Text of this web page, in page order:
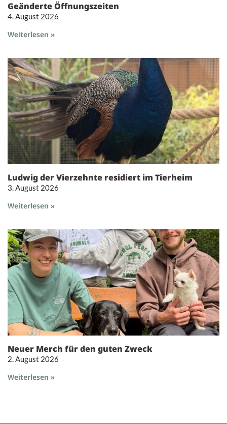
Geänderte Öffnungszeiten
4. August 2026
Weiterlesen »
Ludwig der Vierzehnte residiert im Tierheim
3. August 2026
Weiterlesen »
Neuer Merch für den guten Zweck
2. August 2026
Weiterlesen »